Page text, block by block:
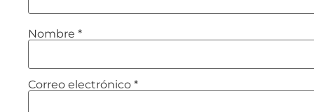
Nombre *
Correo electrónico *